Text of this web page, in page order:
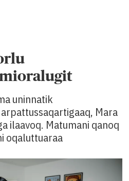
uninnatik
Mara
ilaavoq. Matumani qanoq
oqaluttuaraa